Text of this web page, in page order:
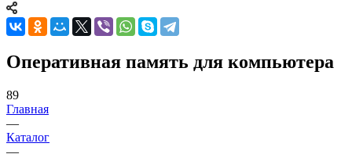
Оперативная память для компьютера
89
Главная
—
Каталог
—